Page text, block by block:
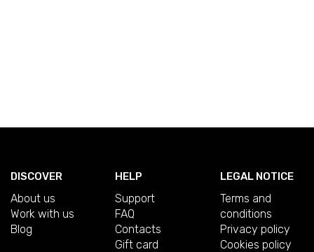
DISCOVER
About us
Work with us
Blog
HELP
Support
FAQ
Contacts
Gift card
LEGAL NOTICE
Terms and
conditions
Privacy policy
Cookies policy